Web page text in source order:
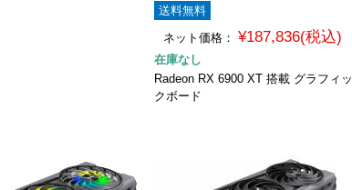
送料無料
ネット価格： ¥187,836(税込)
在庫なし
Radeon RX 6900 XT 搭載 グラフィッ
クボード